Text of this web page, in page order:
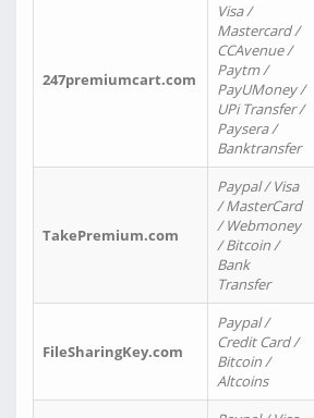
247premiumcart.com
Visa /
Mastercard /
CCAvenue /
Paytm /
PayUMoney /
UPi Transfer /
Paysera /
Banktransfer
TakePremium.com
Paypal / Visa
/ MasterCard
/ Webmoney
/ Bitcoin /
Bank
Transfer
FileSharingKey.com
Paypal /
Credit Card /
Bitcoin /
Altcoins